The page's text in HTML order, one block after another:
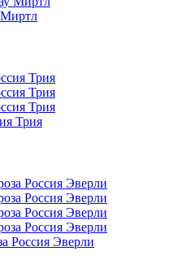
Миртл
Трия
Россия Эверли